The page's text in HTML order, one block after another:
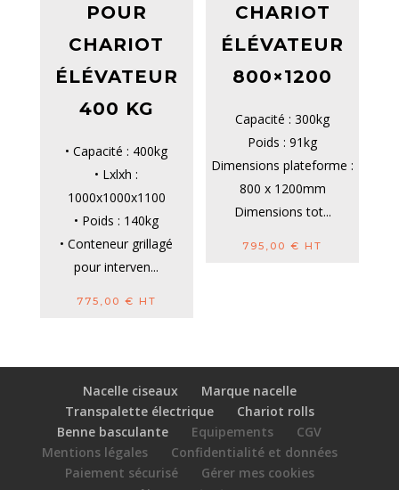
POUR
CHARIOT
ÉLÉVATEUR
400 KG
• Capacité : 400kg
• Lxlxh :
1000x1000x1100
• Poids : 140kg
• Conteneur grillagé
pour interven...
775,00 € HT
CHARIOT
ÉLÉVATEUR
800×1200
Capacité : 300kg
Poids : 91kg
Dimensions plateforme :
800 x 1200mm
Dimensions tot...
795,00€ HT
Nacelle ciseaux
Marque nacelle
Transpalette électrique
Chariot rolls
Benne basculante
Equipements
CGV
Mentions légales
Confidentialité et données
Paiement sécurisé
Gérer mes cookies